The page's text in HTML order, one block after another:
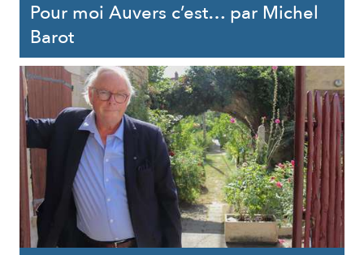
Pour moi Auvers c’est… par Michel
Barot